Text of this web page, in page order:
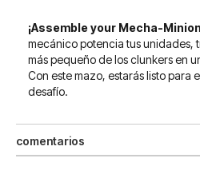
¡Assemble your Mecha-
mecánico potencia tus unidades,
más pequeño de los clunkers en
Con este mazo, estarás listo para
desafío.
comentarios